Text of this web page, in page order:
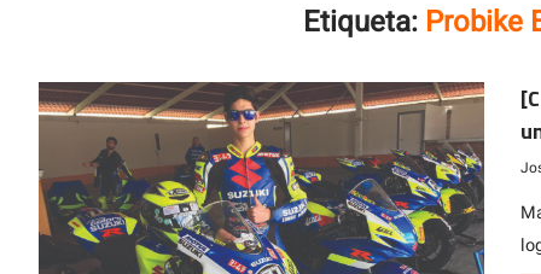
Etiqueta: Probike